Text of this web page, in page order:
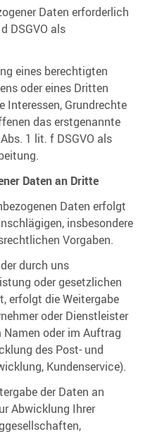
Daten erforderlich
DSGVO als
eines berechtigten
oder eines Dritten
Interessen, Grundrechte
das erstgenannte
1 lit. f DSGVO als
Daten an Dritte
Daten erfolgt
insbesondere
Vorgaben.
durch uns
oder gesetzlichen
erfolgt die Weitergabe
oder Dienstleister
oder im Auftrag
des Post- und
Kundenservice).
der Daten an
Abwicklung Ihrer